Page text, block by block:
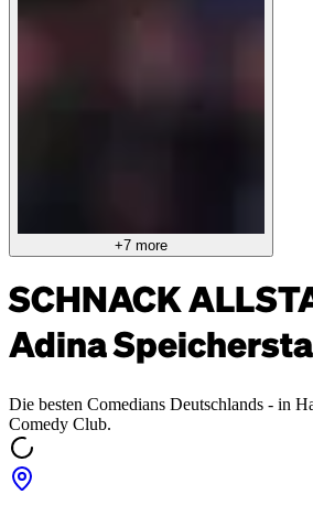
+7 more
SCHNACK
Adina
Die besten Comedians Deutschlands - in
Comedy Club.